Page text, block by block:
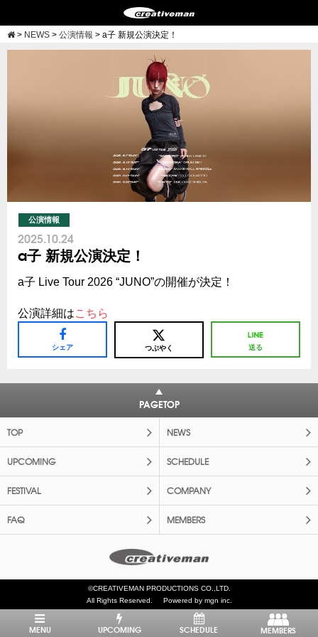
> NEWS > 公演情報 > a子 新規公演決定！
公演情報
2025.10.24
a子 新規公演決定！
a子 Live Tour 2026 “JUNO”の開催が決定！
公演詳細はこちら
シェア つぶやく 送る
PAGETOP
TOP NEWS
UPCOMING SCHEDULE
FESTIVAL COMPANY
FAQ MEMBERS
©CREATIVEMAN PRODUCTIONS CO.,LTD.
All Rights Reserved.
Powered by mgn inc.
MENU UPCOMING SCHEDULE MEMBERS